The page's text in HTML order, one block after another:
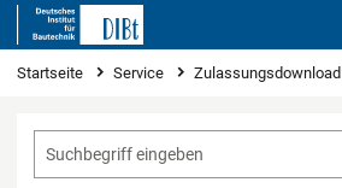
Sie sind hier
Startseite Service Zulassungsdownload